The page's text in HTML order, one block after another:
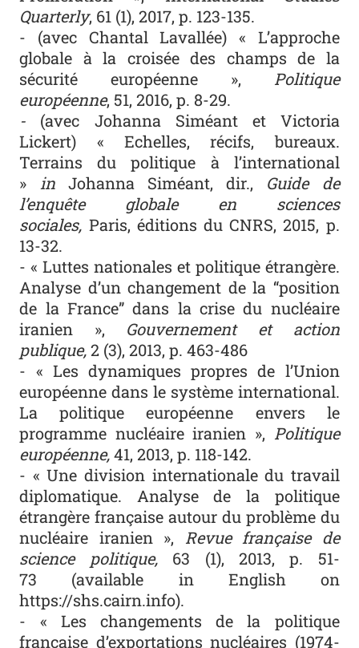
Quarterly, 61 (1), 2017, p. 123-135.
- (avec Chantal Lavallée) « L’approche
globale à la croisée des champs de la
sécurité européenne », Politique
européenne, 51, 2016, p. 8-29.
- (avec Johanna Siméant et Victoria
Lickert) « Echelles, récifs, bureaux.
Terrains du politique à l’international
» in Johanna Siméant, dir., Guide de
l’enquête globale en sciences
sociales, Paris, éditions du CNRS, 2015, p.
13-32.
- « Luttes nationales et politique étrangère.
Analyse d’un changement de la “position
de la France” dans la crise du nucléaire
iranien », Gouvernement et action
publique,2 (3), 2013, p. 463-486
- « Les dynamiques propres de l’Union
européenne dans le système international.
La politique européenne envers le
programme nucléaire iranien », Politique
européenne,41, 2013, p. 118-142.
- « Une division internationale du travail
diplomatique. Analyse de la politique
étrangère française autour du problème du
nucléaire iranien », Revue française de
science politique, 63 (1), 2013, p. 51-
73 (available in English on
https://shs.cairn.info).
- « Les changements de la politique
française d’exportations nucléaires (1974-